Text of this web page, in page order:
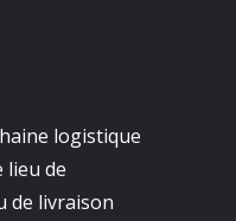
logistique
lieu de
de livraison